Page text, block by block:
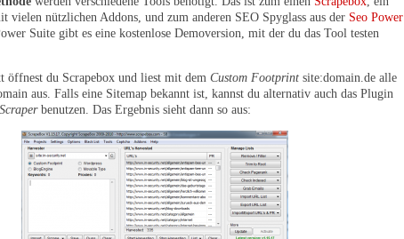
vielen nützlichen Addons, und zum anderen SEO Spyglass aus der Seo Power
Suite gibt es eine kostenlose Demoversion, mit der du das Tool testen
öffnest du Scrapebox und liest mit dem Custom Footprint site:domain.de alle
aus. Falls eine Sitemap bekannt ist, kannst du alternativ auch das Plugin
benutzen. Das Ergebnis sieht dann so aus: